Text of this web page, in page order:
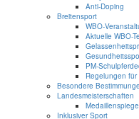
Anti-Doping
Breitensport
WBO-
Aktuelle WBO-
PM-
Regelungen
Besondere
Landesmeisterschaften
Inklusiver Sport